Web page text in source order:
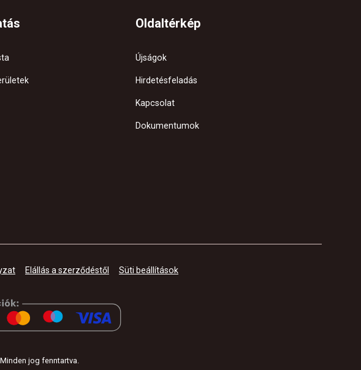
Oldaltérkép
Újságok
Hirdetésfeladás
Kapcsolat
Dokumentumok
Elállás a szerződéstől Süti beállítások
jog fenntartva.